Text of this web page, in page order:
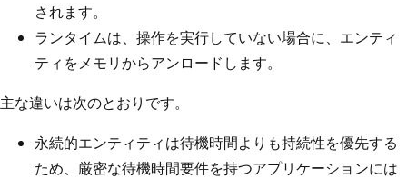
されます。
ランタイムは、操作を実行していない場合に、エンティ
ティをメモリからアンロードします。
主な違いは次のとおりです。
永続的エンティティは待機時間よりも持続性を優先する
ため、厳密な待機時間要件を持つアプリケーションには